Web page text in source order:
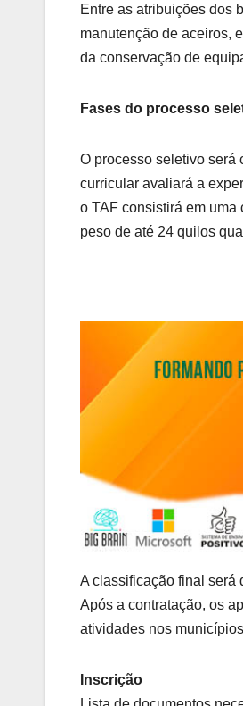
Entre as atribuições dos
manutenção de aceiros,
da conservação de
Fases do processo
O processo seletivo será
curricular avaliará a
o TAF consistirá em
peso de até 24 quilos
A classificação final será
Após a contratação, os
atividades nos
Inscrição